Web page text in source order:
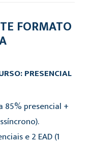
FORMATO
PRESENCIAL
85% presencial +
e 2 EAD (1